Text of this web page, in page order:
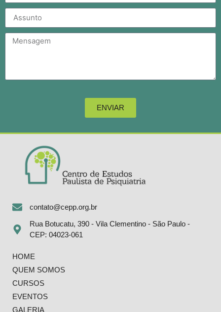
ENVIAR
contato@cepp.org.br
Rua Botucatu, 390 - Vila Clementino - São Paulo -
CEP: 04023-061
HOME
QUEM SOMOS
CURSOS
EVENTOS
GALERIA